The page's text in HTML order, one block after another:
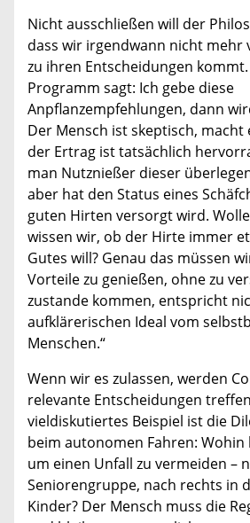
Nicht ausschließen will der
dass wir irgendwann nicht mehr
zu ihren Entscheidungen kommt.
Programm sagt: Ich gebe diese
Anpflanzempfehlungen, dann
Der Mensch ist skeptisch,
der Ertrag ist tatsächlich
man Nutznießer dieser
aber hat den Status eines
guten Hirten versorgt wird.
wissen wir, ob der Hirte immer
Gutes will? Genau das müssen
Vorteile zu genießen, ohne zu
zustande kommen, entspricht
aufklärerischen Ideal vom
Menschen.“
Wenn wir es zulassen, werden
relevante Entscheidungen
vieldiskutiertes Beispiel ist die
beim autonomen Fahren: Wohin
um einen Unfall zu vermeiden –
Seniorengruppe, nach rechts in
Kinder? Der Mensch muss die